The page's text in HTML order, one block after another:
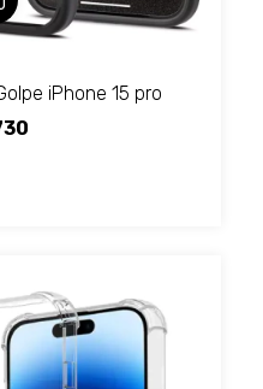
iPhone 15 pro